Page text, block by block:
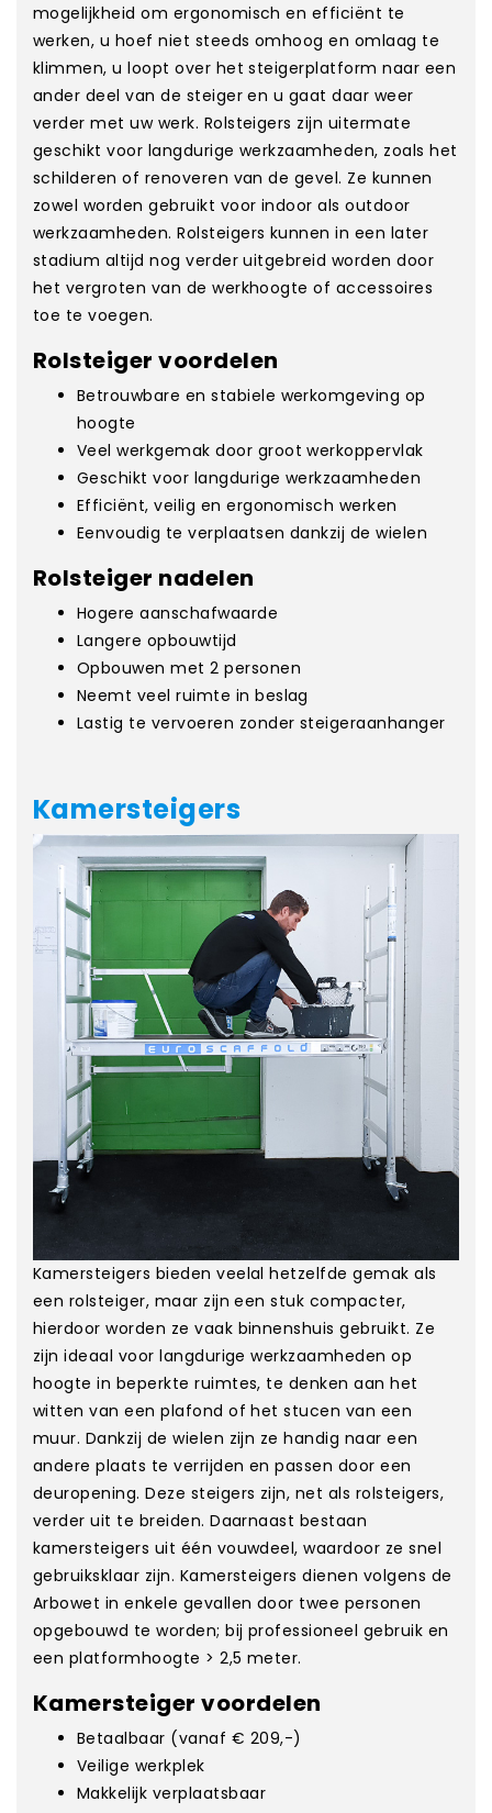
mogelijkheid om ergonomisch en efficiënt te
werken, u hoef niet steeds omhoog en omlaag te
klimmen, u loopt over het steigerplatform naar een
ander deel van de steiger en u gaat daar weer
verder met uw werk. Rolsteigers zijn uitermate
geschikt voor langdurige werkzaamheden, zoals het
schilderen of renoveren van de gevel. Ze kunnen
zowel worden gebruikt voor indoor als outdoor
werkzaamheden. Rolsteigers kunnen in een later
stadium altijd nog verder uitgebreid worden door
het vergroten van de werkhoogte of accessoires
toe te voegen.
Rolsteiger voordelen
Betrouwbare en stabiele werkomgeving op
hoogte
Veel werkgemak door groot werkoppervlak
Geschikt voor langdurige werkzaamheden
Efficiënt, veilig en ergonomisch werken
Eenvoudig te verplaatsen dankzij de wielen
Rolsteiger nadelen
Hogere aanschafwaarde
Langere opbouwtijd
Opbouwen met 2 personen
Neemt veel ruimte in beslag
Lastig te vervoeren zonder steigeraanhanger
Kamersteigers
Kamersteigers bieden veelal hetzelfde gemak als
een rolsteiger, maar zijn een stuk compacter,
hierdoor worden ze vaak binnenshuis gebruikt. Ze
zijn ideaal voor langdurige werkzaamheden op
hoogte in beperkte ruimtes, te denken aan het
witten van een plafond of het stucen van een
muur. Dankzij de wielen zijn ze handig naar een
andere plaats te verrijden en passen door een
deuropening. Deze steigers zijn, net als rolsteigers,
verder uit te breiden. Daarnaast bestaan
kamersteigers uit één vouwdeel, waardoor ze snel
gebruiksklaar zijn. Kamersteigers dienen volgens de
Arbowet in enkele gevallen door twee personen
opgebouwd te worden; bij professioneel gebruik en
een platformhoogte > 2,5 meter.
Kamersteiger voordelen
Betaalbaar (vanaf € 209,-)
Veilige werkplek
Makkelijk verplaatsbaar